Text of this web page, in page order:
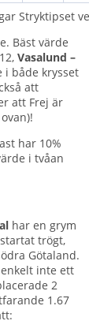
Stryktipset
Bäst värde
Vasalund –
i både krysset
att
att Frej är
har 10%
i tvåan
har en grym
trögt,
Götaland.
inte ett
2
1.67